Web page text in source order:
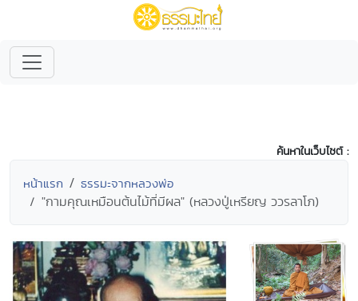
ค้นหาในเว็บไซต์ :
หน้าแรก ธรรมะจากหลวงพ่อ
"กามคุณเหมือนต้นไม้ที่มีผล" (หลวงปู่เหรียญ ววรลาโภ)